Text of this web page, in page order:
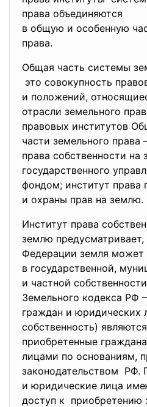
права объединяются
в общую и особенную
права.
Общая часть системы
это совокупность
и положений,
отрасли земельного
правовых институтов
части земельного права
права собственности на
государственного
фондом; институт права
и охраны прав на землю.
Институт права
землю
Федерации земля может
в государственной,
и частной
Земельного кодекса РФ
граждан и юридических
собственность)
приобретенные
лицами по основаниям,
законодательством РФ.
и юридические лица
доступ к приобретению